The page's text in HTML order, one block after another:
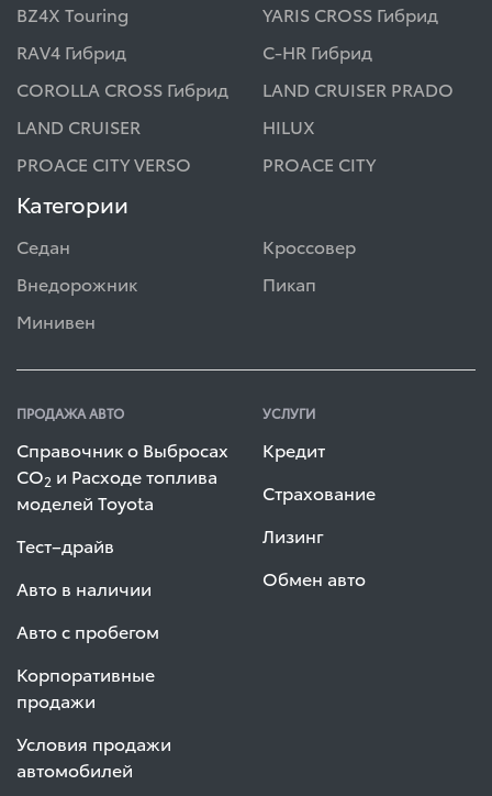
BZ4X Touring
YARIS CROSS Гибрид
RAV4 Гибрид
C-HR Гибрид
COROLLA CROSS Гибрид
LAND CRUISER PRADO
LAND CRUISER
HILUX
PROACE CITY VERSO
PROACE CITY
Категории
Седан
Кроссовер
Внедорожник
Пикап
Минивен
ПРОДАЖА АВТО
Справочник о Выбросах
СО2 и Расходе топлива
моделей Toyota
Тест–драйв
Авто в наличии
Авто с пробегом
Корпоративные
продажи
Условия продажи
автомобилей
УСЛУГИ
Кредит
Страхование
Лизинг
Обмен авто